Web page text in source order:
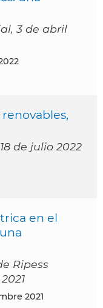
3 de abril
de julio 2022
en el
Ripess
2021